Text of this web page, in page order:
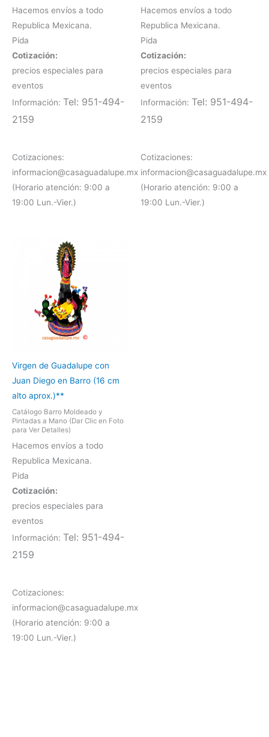
Hacemos envíos a todo
Republica Mexicana.
Pida
Cotización:
precios especiales para
eventos
Información: Tel: 951-494-
2159
Cotizaciones:
informacion@casaguadalupe.mx
(Horario atención: 9:00 a
19:00 Lun.-Vier.)
Hacemos envíos a todo
Republica Mexicana.
Pida
Cotización:
precios especiales para
eventos
Información: Tel: 951-494-
2159
Cotizaciones:
informacion@casaguadalupe.mx
(Horario atención: 9:00 a
19:00 Lun.-Vier.)
Virgen de Guadalupe con
Juan Diego en Barro (16 cm
alto aprox.)**
Catálogo Barro Moldeado y
Pintadas a Mano (Dar Clic en Foto
para Ver Detalles)
Hacemos envíos a todo
Republica Mexicana.
Pida
Cotización:
precios especiales para
eventos
Información: Tel: 951-494-
2159
Cotizaciones:
informacion@casaguadalupe.mx
(Horario atención: 9:00 a
19:00 Lun.-Vier.)